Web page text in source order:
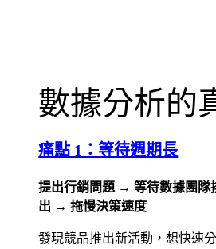
數據分析的
痛點 1：等待週期長
提出行銷問題 → 等待數據團
出 → 拖慢決策速度
發現競品推出新活動，想快速